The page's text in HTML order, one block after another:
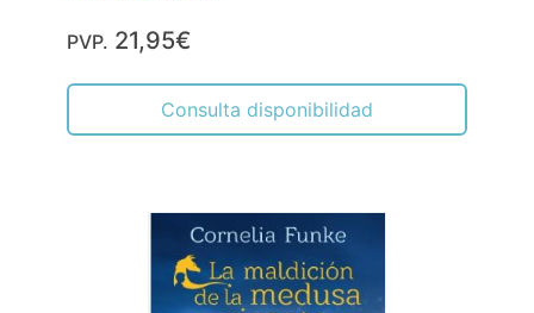
PVP. 21,95€
Consulta disponibilidad